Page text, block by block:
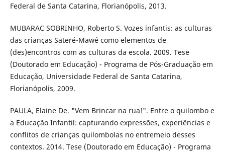
Federal de Santa Catarina, Florianópolis, 2013.
MUBARAC SOBRINHO, Roberto S. Vozes infantis: as culturas
das crianças Sateré-Mawé como elementos de
(des)encontros com as culturas da escola. 2009. Tese
(Doutorado em Educação) - Programa de Pós-Graduação em
Educação, Universidade Federal de Santa Catarina,
Florianópolis, 2009.
PAULA, Elaine De. "Vem Brincar na rua!". Entre o quilombo e
a Educação Infantil: capturando expressões, experiências e
conflitos de crianças quilombolas no entremeio desses
contextos. 2014. Tese (Doutorado em Educação) - Programa